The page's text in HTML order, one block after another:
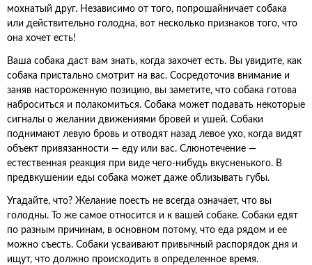
мохнатый друг. Независимо от того, попрошайничает собака
или действительно голодна, вот несколько признаков того, что
она хочет есть!
Ваша собака даст вам знать, когда захочет есть. Вы увидите, как
собака пристально смотрит на вас. Сосредоточив внимание и
заняв настороженную позицию, вы заметите, что собака готова
наброситься и полакомиться. Собака может подавать некоторые
сигналы о желании движениями бровей и ушей. Собаки
поднимают левую бровь и отводят назад левое ухо, когда видят
объект привязанности — еду или вас. Слюнотечение —
естественная реакция при виде чего-нибудь вкусненького. В
предвкушении еды собака может даже облизывать губы.
Угадайте, что? Желание поесть не всегда означает, что вы
голодны. То же самое относится и к вашей собаке. Собаки едят
по разным причинам, в основном потому, что еда рядом и ее
можно съесть. Собаки усваивают привычный распорядок дня и
ищут, что должно происходить в определенное время.